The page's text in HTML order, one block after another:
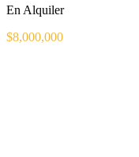
En Alquiler
$8,000,000